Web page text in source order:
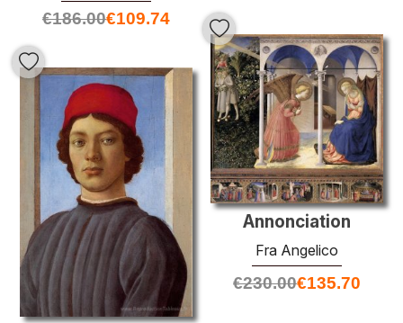
€186.00€109.74
Annonciation
Fra Angelico
€230.00€135.70